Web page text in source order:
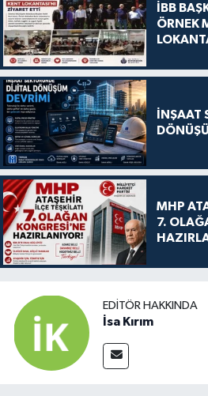
İBB
ÖRNEK
İNŞAAT
MHP
7.
EDITÖR HAKKINDA
İsa Kırım